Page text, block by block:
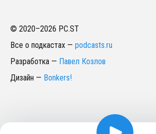
© 2020–2026 PC.ST
Все о подкастах — podcasts.ru
Разработка — Павел Козлов
Дизайн — Bonkers!